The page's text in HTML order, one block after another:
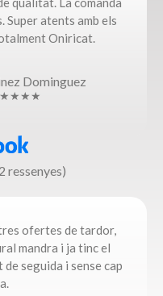
Super atents amb els
Oniricat.
Dominguez
ressenyes)
ofertes de tardor,
mandra i ja tinc el
seguida i sense cap